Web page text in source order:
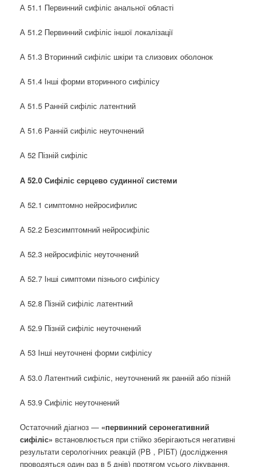
А 51.1 Первинний сифіліс анальної області
А 51.2 Первинний сифіліс іншої локалізації
А 51.3 Вторинний сифіліс шкіри та слизових оболонок
А 51.4 Інші форми вторинного сифілісу
А 51.5 Ранній сифіліс латентний
А 51.6 Ранній сифіліс неуточнений
А 52 Пізній сифіліс
А 52.0 Сифіліс серцево судинної системи
А 52.1 симптомно нейросифилис
А 52.2 Безсимптомний нейросифіліс
А 52.3 нейросифіліс неуточнений
А 52.7 Інші симптоми пізнього сифілісу
А 52.8 Пізній сифіліс латентний
А 52.9 Пізній сифіліс неуточнений
А 53 Інші неуточнені форми сифілісу
А 53.0 Латентний сифіліс, неуточнений як ранній або пізній
А 53.9 Сифіліс неуточнений
Остаточний діагноз — «первинний серонегативний
сифіліс» встановлюється при стійко зберігаються негативні
результати серологічних реакцій (РВ , РІБТ) (дослідження
проводяться один раз в 5 днів) протягом усього лікування.